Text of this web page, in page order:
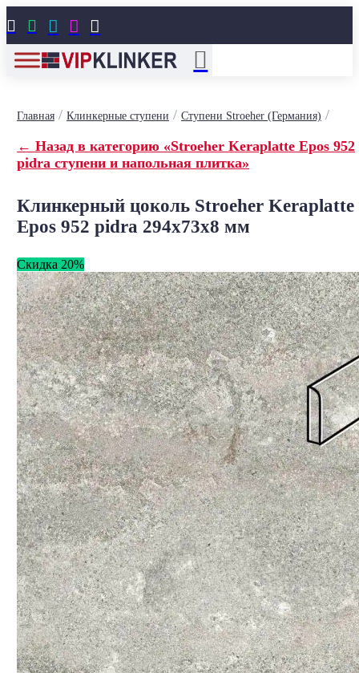
    
Главная/ Клинкерные ступени / Ступени Stroeher (Германия) /
← Назад в категорию «Stroeher Keraplatte Epos 952
pidra ступени и напольная плитка»
Клинкерный цоколь Stroeher Keraplatte
Epos 952 pidra 294х73х8 мм
Скидка 20%